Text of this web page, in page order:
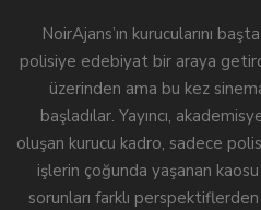
NoirAjans’ın kurucularını
polisiye edebiyat bir araya
üzerinden ama bu kez
başladılar. Yayıncı,
oluşan kurucu kadro, sadece
işlerin çoğunda yaşanan
sorunları farklı